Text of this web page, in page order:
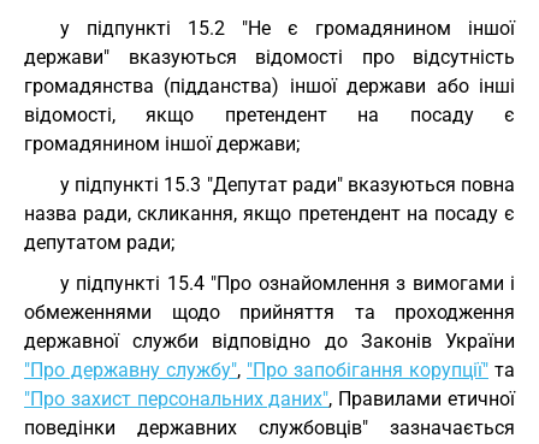
у підпункті 15.2 "Не є громадянином іншої
держави" вказуються відомості про відсутність
громадянства (підданства) іншої держави або інші
відомості, якщо претендент на посаду є
громадянином іншої держави;
у підпункті 15.3 "Депутат ради" вказуються повна
назва ради, скликання, якщо претендент на посаду є
депутатом ради;
у підпункті 15.4 "Про ознайомлення з вимогами і
обмеженнями щодо прийняття та проходження
державної служби відповідно до Законів України
"Про державну службу", "Про запобігання корупції" та
"Про захист персональних даних", Правилами етичної
поведінки державних службовців" зазначається